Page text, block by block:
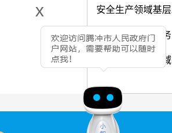
x 安全生产领域基
水利领域基层政
农村危房改造领